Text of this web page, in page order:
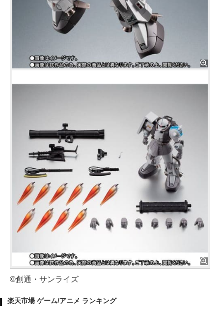
©創通・サンライズ
楽天市場 ゲーム/アニメ ランキング